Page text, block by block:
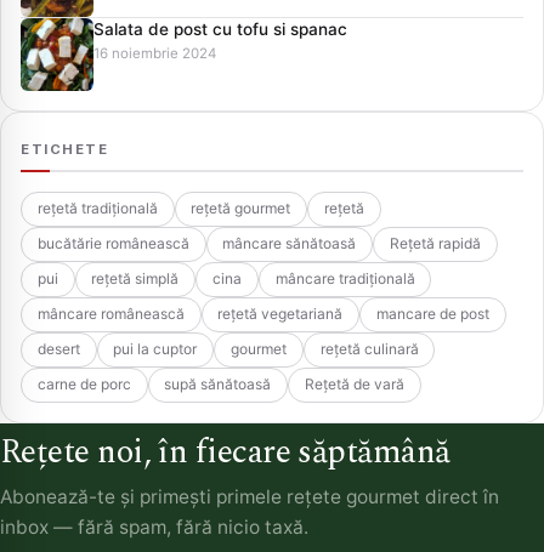
Salata de post cu tofu si spanac
16 noiembrie 2024
ETICHETE
rețetă tradițională rețetă gourmet
rețetă
bucătărie românească
mâncare sănătoasă
Rețetă rapidă
pui
rețetă simplă cina
mâncare tradițională
mâncare românească
rețetă vegetariană
mancare de post
desert
pui la cuptor gourmet
rețetă culinară
carne de porc
supă sănătoasă Rețetă de vară
Rețete noi, în fiecare săptămână
Abonează-te și primești primele rețete gourmet direct în
inbox — fără spam, fără nicio taxă.